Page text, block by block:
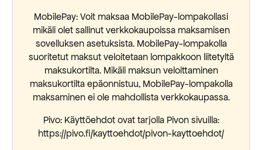
MobilePay: Voit maksaa MobilePay-lompakollasi
mikäli olet sallinut verkkokaupoissa maksamisen
sovelluksen asetuksista. MobilePay-lompakolla
suoritetut maksut veloitetaan lompakkoon liitetyltä
maksukortilta. Mikäli maksun veloittaminen
maksukortilta epäonnistuu, MobilePay-lompakolla
maksaminen ei ole mahdollista verkkokaupassa.
Pivo: Käyttöehdot ovat tarjolla Pivon sivuilla:
https://pivo.fi/kayttoehdot/pivon-kayttoehdot/